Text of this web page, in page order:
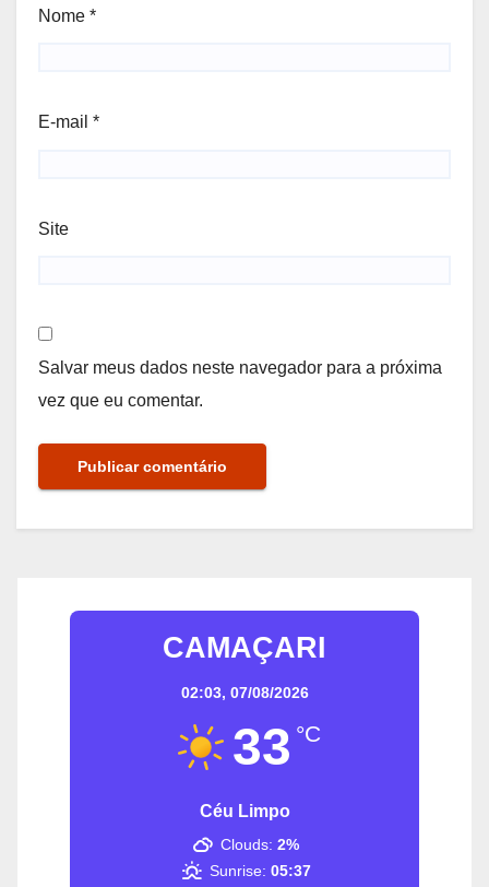
Nome *
E-mail *
Site
Salvar meus dados neste navegador para a próxima
vez que eu comentar.
CAMAÇARI
02:03, 07/08/2026
33 °C
Céu Limpo
Clouds: 2%
Sunrise: 05:37